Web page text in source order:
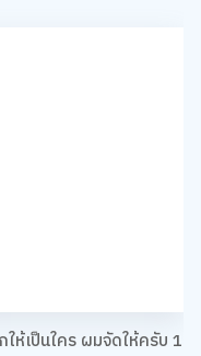
ให้เป็นใคร ผมจัดให้ครับ 1